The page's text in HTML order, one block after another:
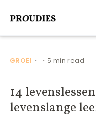
GROEI • • 5 min read
14
levenslange